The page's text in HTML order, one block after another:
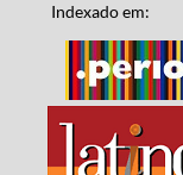
Indexado em: